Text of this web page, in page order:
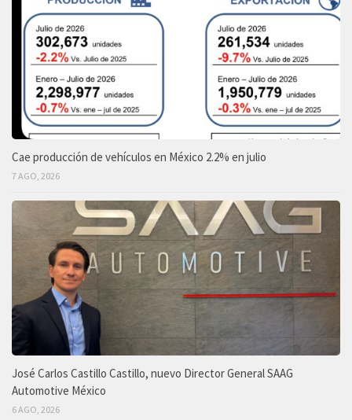
Cae producción de vehículos en México 2.2% en julio
7 AGO, 2026
José Carlos Castillo Castillo, nuevo Director General SAAG
Automotive México
6 AGO, 2026